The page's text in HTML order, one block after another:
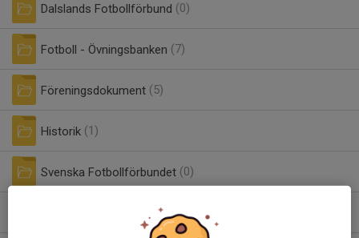
Dalslands Fotbollförbund (0)
Fotboll - Övningsbanken (7)
Föreningsdokument (5)
Historik (1)
Svenska Fotbollförbundet (0)